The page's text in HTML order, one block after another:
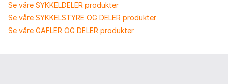
Se våre SYKKELDELER produkter
Se våre SYKKELSTYRE OG DELER produkter
Se våre GAFLER OG DELER produkter